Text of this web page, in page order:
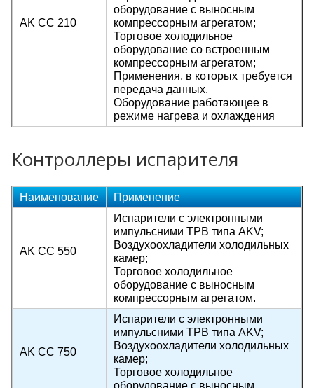
AK CC 210
оборудование с выносным
компрессорным агрегатом;
Торговое холодильное
оборудование со встроенным
компрессорным агрегатом;
Применения, в которых требуется
передача данных.
Оборудование работающее в
режиме нагрева и охлаждения
Контроллеры испарителя
Наименование Применение
AK CC 550
Испарители с электронными
импульсними ТРВ типа AKV;
Воздухоохладители холодильных
камер;
Торговое холодильное
оборудование с выносным
компрессорным агрегатом.
AK CC 750
Испарители с электронными
импульсними ТРВ типа AKV;
Воздухоохладители холодильных
камер;
Торговое холодильное
оборудование с выносным